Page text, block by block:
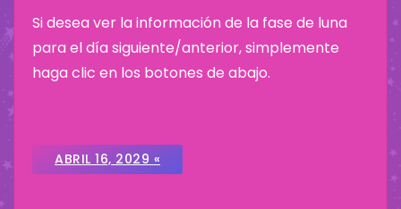
Si desea ver la información de la fase de luna
para el día siguiente/anterior, simplemente
haga clic en los botones de abajo.
ABRIL 16, 2029 «